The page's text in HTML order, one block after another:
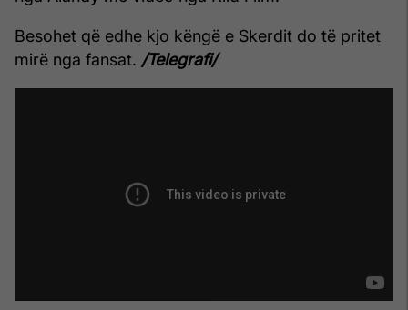
Besohet që edhe kjo këngë e Skerdit do të pritet
mirë nga fansat. /Telegrafi/